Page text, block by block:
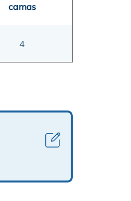
camas
4